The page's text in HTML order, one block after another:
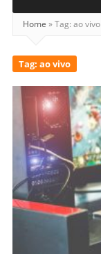
Home »Tag: ao vivo
Tag: ao vivo